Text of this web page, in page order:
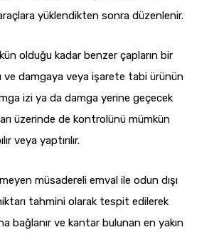
yüklendikten sonra düzenlenir.
olduğu kadar benzer çapların bir
ve damgaya veya işarete tabi ürünün
izi ya da damga yerine geçecek
üzerinde de kontrolünü mümkün
veya yaptırılır.
müsadereli emval ile odun dışı
tahmini olarak tespit edilerek
bağlanır ve kantar bulunan en yakın